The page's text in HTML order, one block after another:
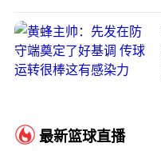
最新篮球直播